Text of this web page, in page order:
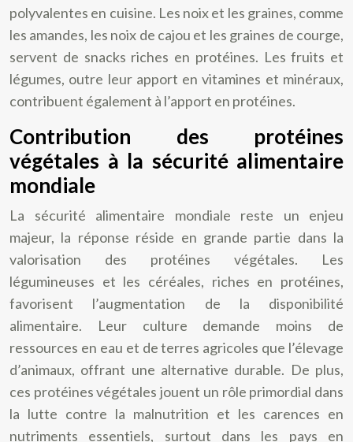
polyvalentes en cuisine. Les noix et les graines, comme
les amandes, les noix de cajou et les graines de courge,
servent de snacks riches en protéines. Les fruits et
légumes, outre leur apport en vitamines et minéraux,
contribuent également à l’apport en protéines.
Contribution des protéines
végétales à la sécurité alimentaire
mondiale
La sécurité alimentaire mondiale reste un enjeu
majeur, la réponse réside en grande partie dans la
valorisation des protéines végétales. Les
légumineuses et les céréales, riches en protéines,
favorisent l’augmentation de la disponibilité
alimentaire. Leur culture demande moins de
ressources en eau et de terres agricoles que l’élevage
d’animaux, offrant une alternative durable. De plus,
ces protéines végétales jouent un rôle primordial dans
la lutte contre la malnutrition et les carences en
nutriments essentiels, surtout dans les pays en